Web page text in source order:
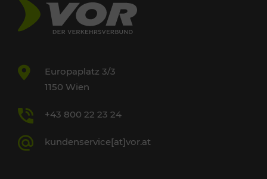
Europaplatz 3/3
1150 Wien
+43 800 22 23 24
kundenservice[at]vor.at